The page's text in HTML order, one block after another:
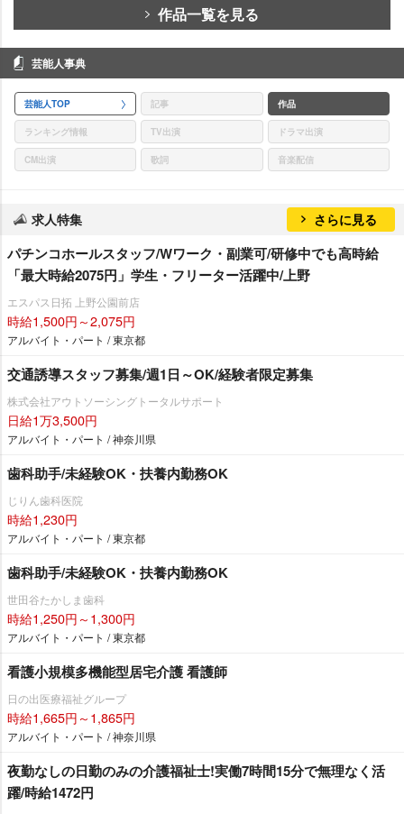
作品一覧を見る
芸能人事典
芸能人TOP 記事 作品
ランキング情報 TV出演 ドラマ出演
CM出演 歌詞 音楽配信
求人特集 さらに見る
パチンコホールスタッフ/Wワーク・副業可/研修中でも高時給
「最大時給2075円」学生・フリーター活躍中/上野
エスパス日拓 上野公園前店
時給1,500円～2,075円
アルバイト・パート / 東京都
交通誘導スタッフ募集/週1日～OK/経験者限定募集
株式会社アウトソーシングトータルサポート
日給1万3,500円
アルバイト・パート / 神奈川県
歯科助手/未経験OK・扶養内勤務OK
じりん歯科医院
時給1,230円
アルバイト・パート / 東京都
歯科助手/未経験OK・扶養内勤務OK
世田谷たかしま歯科
時給1,250円～1,300円
アルバイト・パート / 東京都
看護小規模多機能型居宅介護 看護師
日の出医療福祉グループ
時給1,665円～1,865円
アルバイト・パート / 神奈川県
夜勤なしの日勤のみの介護福祉士!実働7時間15分で無理なく活
躍/時給1472円